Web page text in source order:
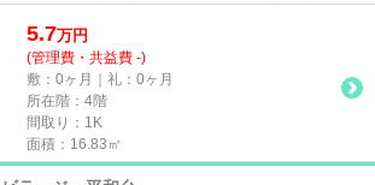
額...
5.7万円
(管理費・共益費 -)
敷：0ヶ月｜礼：0ヶ月
所在階：4階
間取り：1K
面積：16.83㎡